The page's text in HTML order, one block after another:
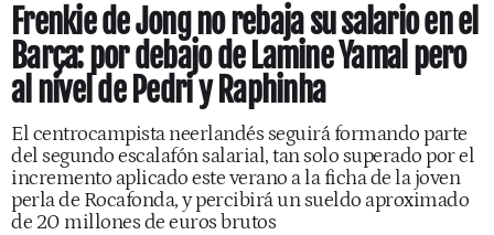
Frenkie de Jong no rebaja su salario en el
Barça: por debajo de Lamine Yamal pero
al nivel de Pedri y Raphinha
El centrocampista neerlandés seguirá formando parte
del segundo escalafón salarial, tan solo superado por el
incremento aplicado este verano a la ficha de la joven
perla de Rocafonda, y percibirá un sueldo aproximado
de 20 millones de euros brutos